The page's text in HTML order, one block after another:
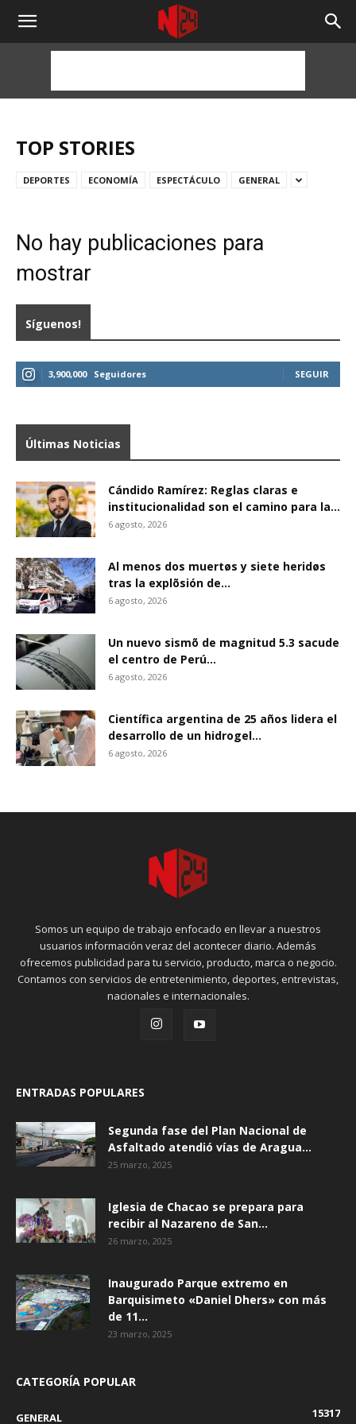
NOTICIAS
HORAS
TOP STORIES
DEPORTES ECONOMÍA ESPECTÁCULO GENERAL
No hay publicaciones para
mostrar
Síguenos!
3,900,000 Seguidores SEGUIR
Últimas Noticias
Cándido Ramírez: Reglas claras e
institucionalidad son el camino para la...
6 agosto, 2026
Al menos dos muertøs y siete heridøs
tras la explõsión de...
6 agosto, 2026
Un nuevo sismõ de magnitud 5.3 sacude
el centro de Perú...
6 agosto, 2026
Científica argentina de 25 años lidera el
desarrollo de un hidrogel...
6 agosto, 2026
Somos un equipo de trabajo enfocado en llevar a nuestros
usuarios información veraz del acontecer diario. Además
ofrecemos publicidad para tu servicio, producto, marca o negocio.
Contamos con servicios de entretenimiento, deportes, entrevistas,
nacionales e internacionales.
ENTRADAS POPULARES
Segunda fase del Plan Nacional de
Asfaltado atendió vías de Aragua...
25 marzo, 2025
Iglesia de Chacao se prepara para
recibir al Nazareno de San...
26 marzo, 2025
Inaugurado Parque extremo en
Barquisimeto «Daniel Dhers» con más
de 11...
23 marzo, 2025
CATEGORÍA POPULAR
GENERAL 15317